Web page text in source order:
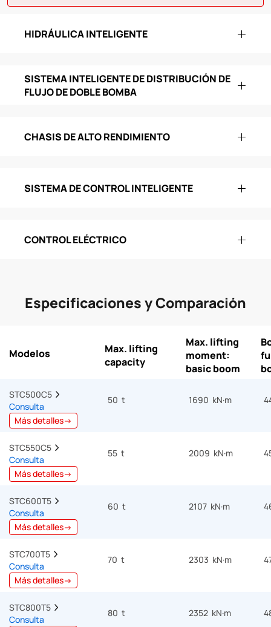
HIDRÁULICA INTELIGENTE
SISTEMA INTELIGENTE DE DISTRIBUCIÓN DE
FLUJO DE DOBLE BOMBA
CHASIS DE ALTO RENDIMIENTO
SISTEMA DE CONTROL INTELIGENTE
CONTROL ELÉCTRICO
Especificaciones y Comparación
Modelos
Max. lifting
capacity
Max. lifting
moment:
basic boom
STC500C5
Consulta
Más detalles→
50 t 1690 kN·m
STC550C5
Consulta
Más detalles→
55 t 2009 kN·m
STC600T5
Consulta
Más detalles→
60 t 2107 kN·m
STC700T5
Consulta
Más detalles→
70 t 2303 kN·m
STC800T5
Consulta
80 t 2352 kN·m